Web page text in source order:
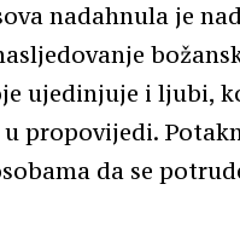
nadahnula je
ujedinjuje i ljubi,
propovijedi.
da se